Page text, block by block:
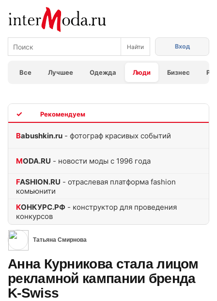
Все Лучшее Одежда Люди Бизнес
Вход
Babushkin.ru - фотограф красивых событий
MODA.RU - новости моды с 1996 года
FASHION.RU - отраслевая платформа fashion
комьюнити
КОНКУРС.РФ - конструктор для проведения
конкурсов
Татьяна Смирнова
Анна Курникова стала лицом
рекламной кампании бренда
K-Swiss